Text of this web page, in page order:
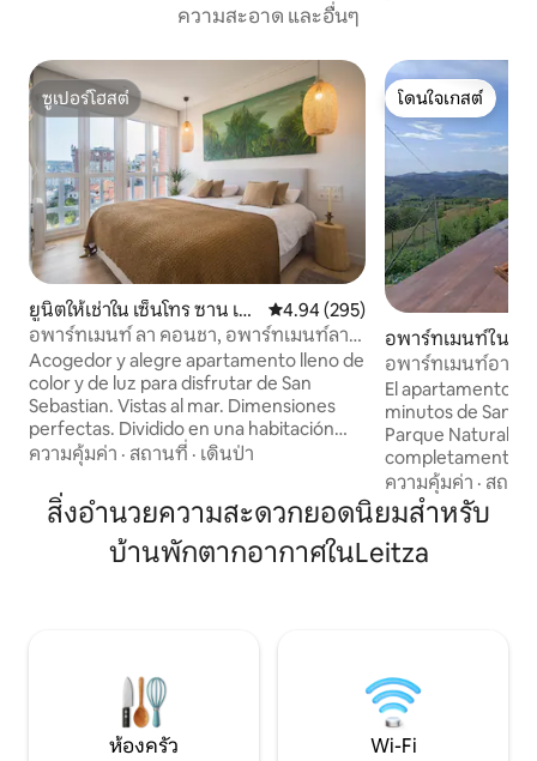
ความสะอาด และอื่นๆ
ซูเปอร์โฮสต์
ซูเปอร์โฮสต์
ยูนิตให้เช่าใน เซ็นโทร ซาน เซ
บาสเตียน
คะแนนเฉลี่ย 4.94 จาก 5, 295 รีวิว
4.94 (295)
อพาร์ทเมนท์ ลา คอนชา, อพาร์ทเมนท์ลา
สตูดิโอ ลา คอนชา
Acogedor y alegre apartamento lleno de
color y de luz para disfrutar de San
Sebastian. Vistas al mar. Dimensiones
perfectas. Dividido en una habitación
espaciosa y con buenos armarios, un
salón comedor amplio con un sofá super
cómodo y cuadros modernos, una
cocina abierta con todos los
electrodomésticos necesarios y de las
primeras marcas. Cuarto de baño
La entrada a los garajes es estrecho,
apto para coches menores de
4m70cms. Llaves electrónicas para
acceder. Sistema de alarma opcional.
ความคุ้มค่า · สถานที่ · เดินป่า
โดนใจเกสต์
โดนใจเกสต์
อพาร์ทเมนท์ใน
อพาร์ทเมนท์อาตา
ราลาร์
El apartamento
minutos de San
Parque Natural
completamente
y tranquilidad.
habitación de una
litera de dos
y un espacio
comedor y sala
ความคุ้มค่า · สถาน
สิ่งอำนวยความสะดวกยอดนิยมสำหรับ
บ้านพักตากอากาศในLeitza
ห้องครัว Wi-Fi